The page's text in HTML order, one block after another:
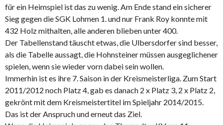
für ein Heimspiel ist das zu wenig. Am Ende stand ein sicherer
Sieg gegen die SGK Lohmen 1. und nur Frank Roy konnte mit
432 Holz mithalten, alle anderen blieben unter 400.
Der Tabellenstand täuscht etwas, die Ulbersdorfer sind besser,
als die Tabelle aussagt, die Hohnsteiner müssen ausgeglichener
spielen, wenn sie wieder vorn dabei sein wollen.
Immerhin ist es ihre 7. Saison in der Kreismeisterliga. Zum Start
2011/2012 noch Platz 4, gab es danach 2 x Platz 3, 2 x Platz 2,
gekrönt mit dem Kreismeistertitel im Spieljahr 2014/2015.
Das ist der Anspruch und erneut das Ziel.